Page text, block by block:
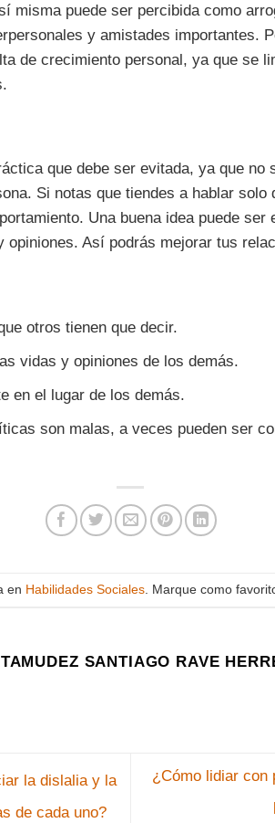
misma puede ser percibida como
y amistades importantes.
de crecimiento personal, ya que se
que debe ser evitada, ya que no
Si notas que tiendes a hablar
Una buena idea puede
Así podrás mejorar tus
otros tienen que decir.
vidas y opiniones de los demás.
en el lugar de los demás.
son malas, a veces pueden ser
en Habilidades Sociales. Marque como
SANTIAGO RAVE
la dislalia y la
de cada uno?
¿Cómo lidiar con